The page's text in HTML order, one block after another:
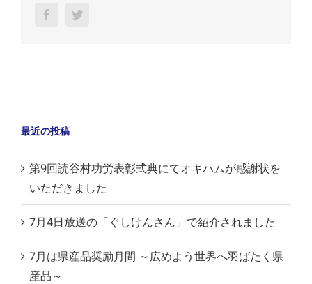
Facebook
最近の投稿
第9回読谷村功労表彰式典にてオキハムが感謝状を
いただきました
7月4日放送の「ぐしけんさん」で紹介されました
7月は県産品奨励月間 ～広めよう世界へ羽ばたく県
産品～